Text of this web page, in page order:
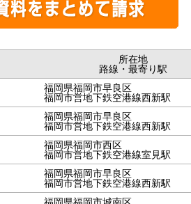
所在地
路線・最寄り駅
福岡県福岡市早良区
福岡市営地下鉄空港線西新駅
福岡県福岡市早良区
福岡市営地下鉄空港線西新駅
福岡県福岡市西区
福岡市営地下鉄空港線室見駅
福岡県福岡市早良区
福岡市営地下鉄空港線西新駅